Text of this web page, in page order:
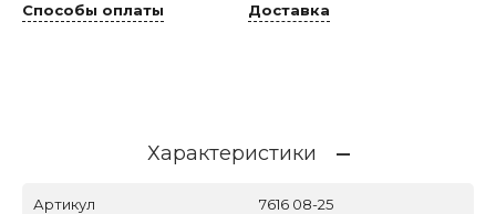
Способы оплаты Доставка
Характеристики
Артикул 7616 08-25